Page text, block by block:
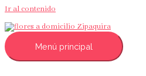
Ir al contenido
Menú principal